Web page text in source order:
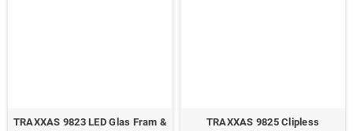
TRAXXAS 9823 LED Glas Fram &
TRAXXAS 9825 Clipless